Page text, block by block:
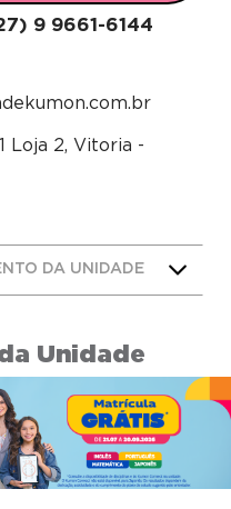
9 9661-6144
Loja 2, Vitoria -
DA UNIDADE
Unidade